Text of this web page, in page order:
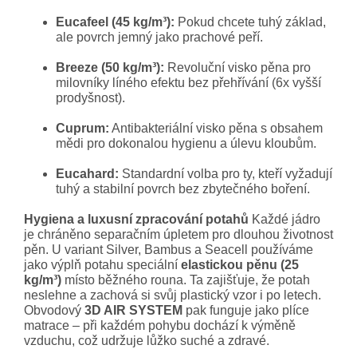
Eucafeel (45 kg/m³): Pokud chcete tuhý základ,
ale povrch jemný jako prachové peří.
Breeze (50 kg/m³): Revoluční visko pěna pro
milovníky líného efektu bez přehřívání (6x vyšší
prodyšnost).
Cuprum: Antibakteriální visko pěna s obsahem
mědi pro dokonalou hygienu a úlevu kloubům.
Eucahard: Standardní volba pro ty, kteří vyžadují
tuhý a stabilní povrch bez zbytečného boření.
Hygiena a luxusní zpracování potahů Každé jádro
je chráněno separačním úpletem pro dlouhou životnost
pěn. U variant Silver, Bambus a Seacell používáme
jako výplň potahu speciální elastickou pěnu (25
kg/m³) místo běžného rouna. Ta zajišťuje, že potah
neslehne a zachová si svůj plastický vzor i po letech.
Obvodový 3D AIR SYSTEM pak funguje jako plíce
matrace – při každém pohybu dochází k výměně
vzduchu, což udržuje lůžko suché a zdravé.